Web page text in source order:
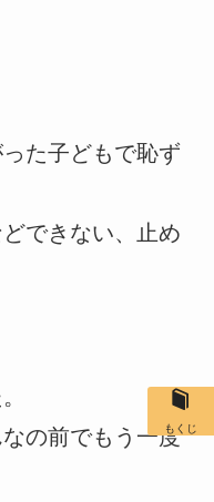
た子どもで恥ず
できない、止め
の前でもう一度もくじ